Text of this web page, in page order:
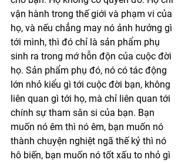
vận hành trong thế giới và phạm vi của
họ, và nếu chẳng may nó ảnh hưởng gì
tới mình, thì đó chỉ là sản phẩm phụ
sinh ra trong mớ hỗn độn của cuộc đời
họ. Sản phẩm phụ đó, nó có tác động
lớn nhỏ kiểu gì tới cuộc đời bạn, không
liên quan gì tới họ, mà chỉ liên quan tới
chính sự tham sân si của bạn. Bạn
muốn nó êm thì nó êm, bạn muốn nó
thành chuyện nghiệt ngã thế kỷ thì nó
hô biến, bạn muốn nó tốt xấu to nhỏ gì